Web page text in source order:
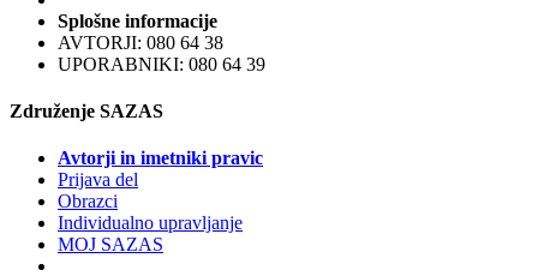
Splošne informacije
AVTORJI: 080 64 38
UPORABNIKI: 080 64 39
Združenje SAZAS
Avtorji in imetniki pravic
Prijava del
Obrazci
Individualno upravljanje
MOJ SAZAS